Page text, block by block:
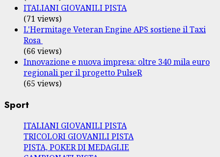
ITALIANI GIOVANILI PISTA
(71 views)
L'Hermitage Veteran Engine APS sostiene il Taxi
Rosa
(66 views)
Innovazione e nuova impresa: oltre 340 mila euro
regionali per il progetto PulseR
(65 views)
Sport
ITALIANI GIOVANILI PISTA
TRICOLORI GIOVANILI PISTA
PISTA, POKER DI MEDAGLIE